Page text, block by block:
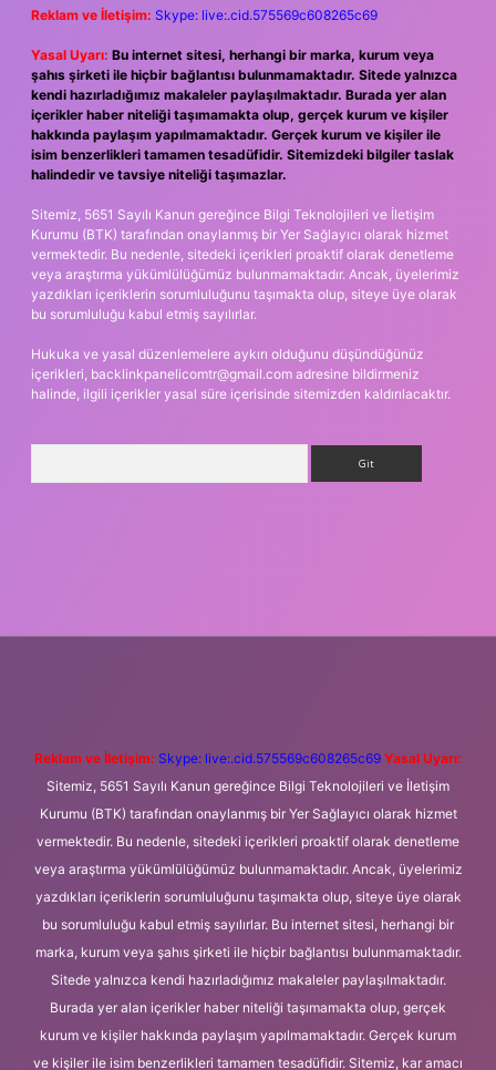
Reklam ve İletişim: Skype: live:.cid.575569c608265c69
Yasal Uyarı: Bu internet sitesi, herhangi bir marka, kurum veya
şahıs şirketi ile hiçbir bağlantısı bulunmamaktadır. Sitede yalnızca
kendi hazırladığımız makaleler paylaşılmaktadır. Burada yer alan
içerikler haber niteliği taşımamakta olup, gerçek kurum ve kişiler
hakkında paylaşım yapılmamaktadır. Gerçek kurum ve kişiler ile
isim benzerlikleri tamamen tesadüfidir. Sitemizdeki bilgiler taslak
halindedir ve tavsiye niteliği taşımazlar.
Sitemiz, 5651 Sayılı Kanun gereğince Bilgi Teknolojileri ve İletişim
Kurumu (BTK) tarafından onaylanmış bir Yer Sağlayıcı olarak hizmet
vermektedir. Bu nedenle, sitedeki içerikleri proaktif olarak denetleme
veya araştırma yükümlülüğümüz bulunmamaktadır. Ancak, üyelerimiz
yazdıkları içeriklerin sorumluluğunu taşımakta olup, siteye üye olarak
bu sorumluluğu kabul etmiş sayılırlar.
Hukuka ve yasal düzenlemelere aykırı olduğunu düşündüğünüz
içerikleri, backlinkpanelicomtr@gmail.com adresine bildirmeniz
halinde, ilgili içerikler yasal süre içerisinde sitemizden kaldırılacaktır.
Reklam ve İletişim: Skype: live:.cid.575569c608265c69 Yasal Uyarı:
Sitemiz, 5651 Sayılı Kanun gereğince Bilgi Teknolojileri ve İletişim
Kurumu (BTK) tarafından onaylanmış bir Yer Sağlayıcı olarak hizmet
vermektedir. Bu nedenle, sitedeki içerikleri proaktif olarak denetleme
veya araştırma yükümlülüğümüz bulunmamaktadır. Ancak, üyelerimiz
yazdıkları içeriklerin sorumluluğunu taşımakta olup, siteye üye olarak
bu sorumluluğu kabul etmiş sayılırlar. Bu internet sitesi, herhangi bir
marka, kurum veya şahıs şirketi ile hiçbir bağlantısı bulunmamaktadır.
Sitede yalnızca kendi hazırladığımız makaleler paylaşılmaktadır.
Burada yer alan içerikler haber niteliği taşımamakta olup, gerçek
kurum ve kişiler hakkında paylaşım yapılmamaktadır. Gerçek kurum
ve kişiler ile isim benzerlikleri tamamen tesadüfidir. Sitemiz, kar amacı